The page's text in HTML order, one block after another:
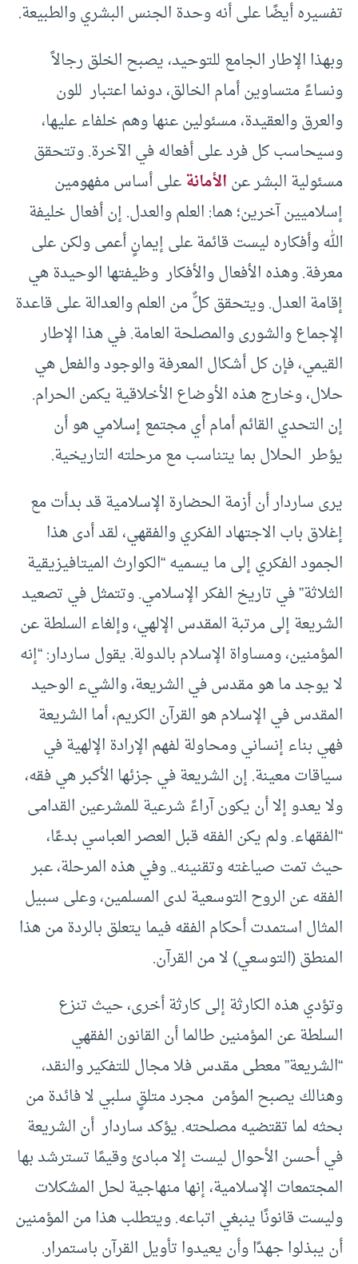
تفسيره أيضًا على أنه وحدة الجنس البشري والطبيعة.
وبهذا الإطار الجامع للتوحيد، يصبح الخلق رجالاً
ونساءً متساوين أمام الخالق، دونما اعتبار للون
والعرق والعقيدة، مسئولين عنها وهم خلفاء عليها،
وسيحاسب كل فرد على أفعاله في الآخرة. وتتحقق
مسئولية البشر عنالأمانةعلى أساس مفهومين
إسلاميين آخرين؛ هما: العلم والعدل. إن أفعال خليفة
الله وأفكاره ليست قائمة على إيمانٍ أعمى ولكن على
معرفة. وهذه الأفعال والأفكار وظيفتها الوحيدة هي
إقامة العدل. ويتحقق كلٌّ من العلم والعدالة على قاعدة
الإجماع والشورى والمصلحة العامة. في هذا الإطار
القيمي، فإن كل أشكال المعرفة والوجود والفعل هي
حلال، وخارج هذه الأوضاع الأخلاقية يكمن الحرام.
إن التحدي القائم أمام أي مجتمع إسلامي هو أن
يؤطر الحلال بما يتناسب مع مرحلته التاريخية.
يرى ساردار أن أزمة الحضارة الإسلامية قد بدأت مع
إغلاق باب الاجتهاد الفكري والفقهي، لقد أدى هذا
الجمود الفكري إلى ما يسميه “الكوارث الميتافيزيقية
الثلاثة” في تاريخ الفكر الإسلامي. وتتمثل في تصعيد
الشريعة إلى مرتبة المقدس الإلهي، وإلغاء السلطة عن
المؤمنين، ومساواة الإسلام بالدولة. يقول ساردار: “إنه
لا يوجد ما هو مقدس في الشريعة، والشيء الوحيد
المقدس في الإسلام هو القرآن الكريم، أما الشريعة
فهي بناء إنساني ومحاولة لفهم الإرادة الإلهية في
سياقات معينة. إن الشريعة في جزئها الأكبر هي فقه،
ولا يعدو إلا أن يكون آراءً شرعية للمشرعين القدامى
“الفقهاء. ولم يكن الفقه قبل العصر العباسي بدعًا،
حيث تمت صياغته وتقنينه.. وفي هذه المرحلة، عبر
الفقه عن الروح التوسعية لدى المسلمين، وعلى سبيل
المثال استمدت أحكام الفقه فيما يتعلق بالردة من هذا
المنطق (التوسعي) لا من القرآن.
وتؤدي هذه الكارثة إلى كارثة أخرى، حيث تنزع
السلطة عن المؤمنين طالما أن القانون الفقهي
“الشريعة” معطى مقدس فلا مجال للتفكير والنقد،
وهنالك يصبح المؤمن مجرد متلقٍ سلبي لا فائدة من
بحثه لما تقتضيه مصلحته. يؤكد ساردار أن الشريعة
في أحسن الأحوال ليست إلا مبادئ وقيمًا تسترشد بها
المجتمعات الإسلامية، إنها منهاجية لحل المشكلات
وليست قانونًا ينبغي اتباعه. ويتطلب هذا من المؤمنين
أن يبذلوا جهدًا وأن يعيدوا تأويل القرآن باستمرار.